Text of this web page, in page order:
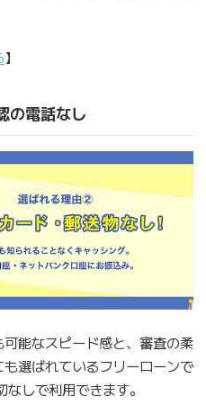
】
の電話なし
能なスピード感と、審査の柔
選ばれているフリーローンで
しで利用できます。